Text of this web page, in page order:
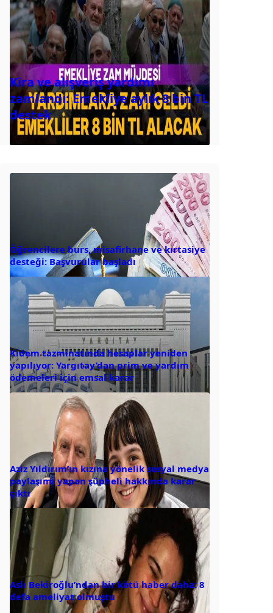
Kira ve alışveriş yardımı
zamlandı: Emekliye aylık 8 bin TL
destek
Öğrencilere burs, misafirhane ve kırtasiye
desteği: Başvurular başladı
Kıdem tazminatında hesaplar yeniden
yapılıyor: Yargıtay’dan prim ve yardım
ödemeleri için emsal karar
Aziz Yıldırım’ın kızına yönelik sosyal medya
paylaşımı yapan şüpheli hakkında karar
çıktı
Aslı Bekiroğlu’ndan bir kötü haber daha: 8
defa ameliyat olmuştu